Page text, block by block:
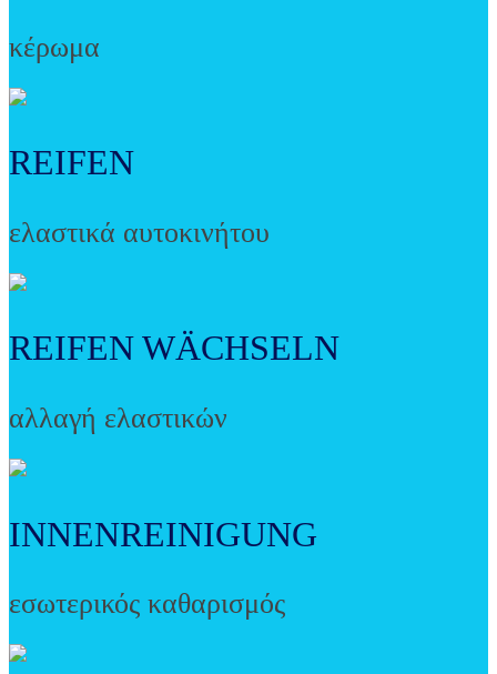
κέρωμα
REIFEN
ελαστικά αυτοκινήτου
REIFEN WÄCHSELN
αλλαγή ελαστικών
INNENREINIGUNG
εσωτερικός καθαρισμός